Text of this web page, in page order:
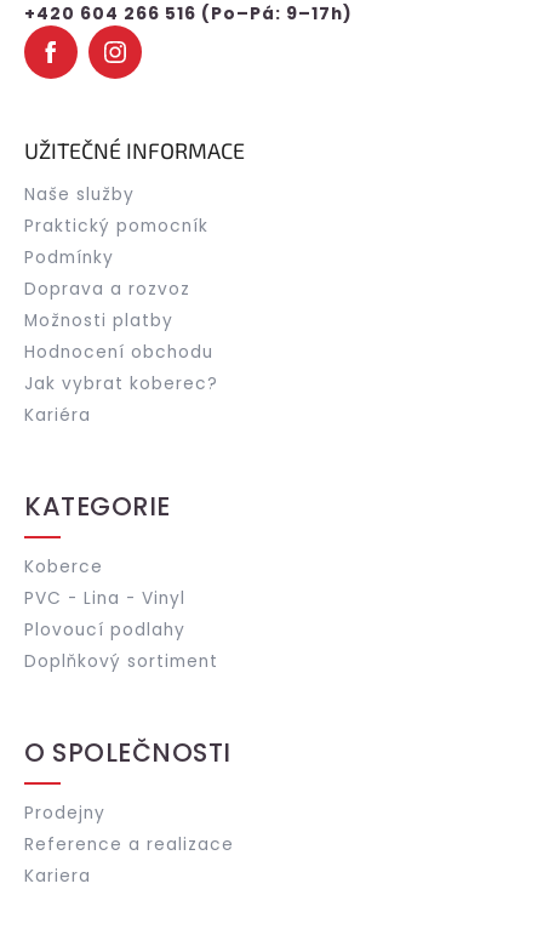
+420 604 266 516 (Po–Pá: 9–17h)
UŽITEČNÉ INFORMACE
Naše služby
Praktický pomocník
Podmínky
Doprava a rozvoz
Možnosti platby
Hodnocení obchodu
Jak vybrat koberec?
Kariéra
KATEGORIE
Koberce
PVC - Lina - Vinyl
Plovoucí podlahy
Doplňkový sortiment
O SPOLEČNOSTI
Prodejny
Reference a realizace
Kariera